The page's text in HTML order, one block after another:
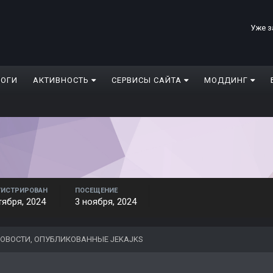
Уже
АКТИВНОСТЬ СЕРВИСЫ САЙТА МОДДИНГ
2024
ПОСЕЩЕНИЕ
3 ноября, 2024
ОПУБЛИКОВАННЫЕ JEKAJKS